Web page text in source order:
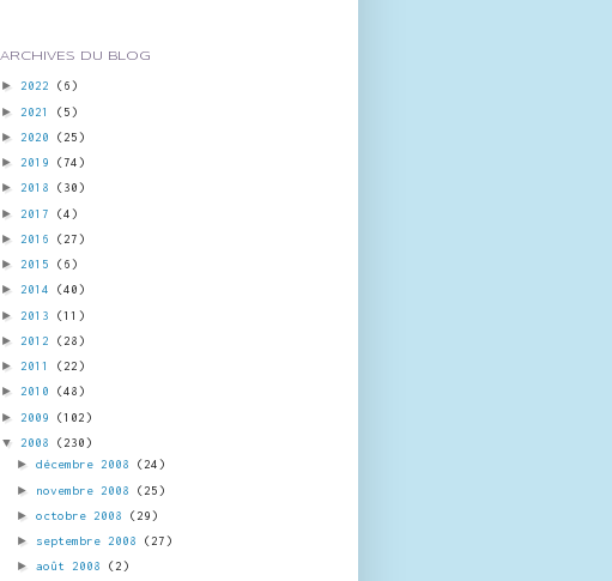
ARCHIVES DU BLOG
► 2022 (6)
► 2021 (5)
► 2020 (25)
► 2019 (74)
► 2018 (30)
► 2017 (4)
► 2016 (27)
► 2015 (6)
► 2014 (40)
► 2013 (11)
► 2012 (28)
► 2011 (22)
► 2010 (48)
► 2009 (102)
▼ 2008 (230)
►décembre 2008 (24)
► novembre 2008 (25)
►octobre 2008 (29)
► septembre 2008 (27)
►août 2008 (2)